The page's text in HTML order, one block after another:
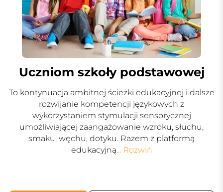
Uczniom szkoły podstawowej
To kontynuacja ambitnej ścieżki edukacyjnej i dalsze
rozwijanie kompetencji językowych z
wykorzystaniem stymulacji sensorycznej
umożliwiającej zaangażowanie wzroku, słuchu,
smaku, węchu, dotyku. Razem z platformą
edukacyjną... Rozwiń